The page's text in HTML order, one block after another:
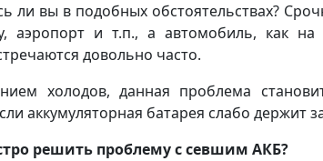
ли вы в подобных обстоятельствах?
аэропорт и т.п., а автомобиль, как на
довольно часто.
холодов, данная проблема
аккумуляторная батарея слабо держит
решить проблему с севшим АКБ?